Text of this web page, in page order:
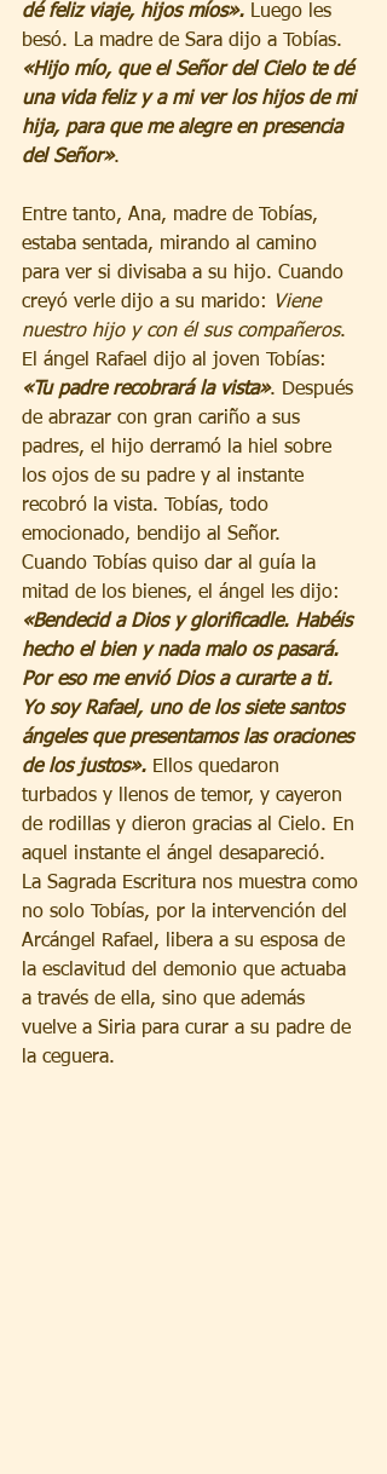
dé feliz viaje, hijos míos». Luego les
besó. La madre de Sara dijo a Tobías.
«Hijo mío, que el Señor del Cielo te dé
una vida feliz y a mi ver los hijos de mi
hija, para que me alegre en presencia
del Señor».
Entre tanto, Ana, madre de Tobías,
estaba sentada, mirando al camino
para ver si divisaba a su hijo. Cuando
creyó verle dijo a su marido:
Viene
nuestro hijo y con él sus compañeros.
El ángel Rafael dijo al joven Tobías:
«Tu padre recobrará la vista». Después
de abrazar con gran cariño a sus
padres, el hijo derramó la hiel sobre
los ojos de su padre y al instante
recobró la vista. Tobías, todo
emocionado, bendijo al Señor.
Cuando Tobías quiso dar al guía la
mitad de los bienes, el ángel les dijo:
«Bendecid a Dios y glorificadle. Habéis
hecho el bien y nada malo os pasará.
Por eso me envió Dios a curarte a ti.
Yo soy Rafael, uno de los siete santos
ángeles que presentamos las oraciones
de los justos». Ellos quedaron
turbados y llenos de temor, y cayeron
de rodillas y dieron gracias al Cielo. En
aquel instante el ángel desapareció.
La Sagrada Escritura nos muestra como
no solo Tobías, por la intervención del
Arcángel Rafael, libera a su esposa de
la esclavitud del demonio que actuaba
a través de ella, sino que además
vuelve a Siria para curar a su padre de
la ceguera.